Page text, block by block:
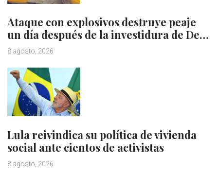
Ataque con explosivos destruye peaje
un día después de la investidura de De…
8 agosto, 2026
Lula reivindica su política de vivienda
social ante cientos de activistas
8 agosto, 2026